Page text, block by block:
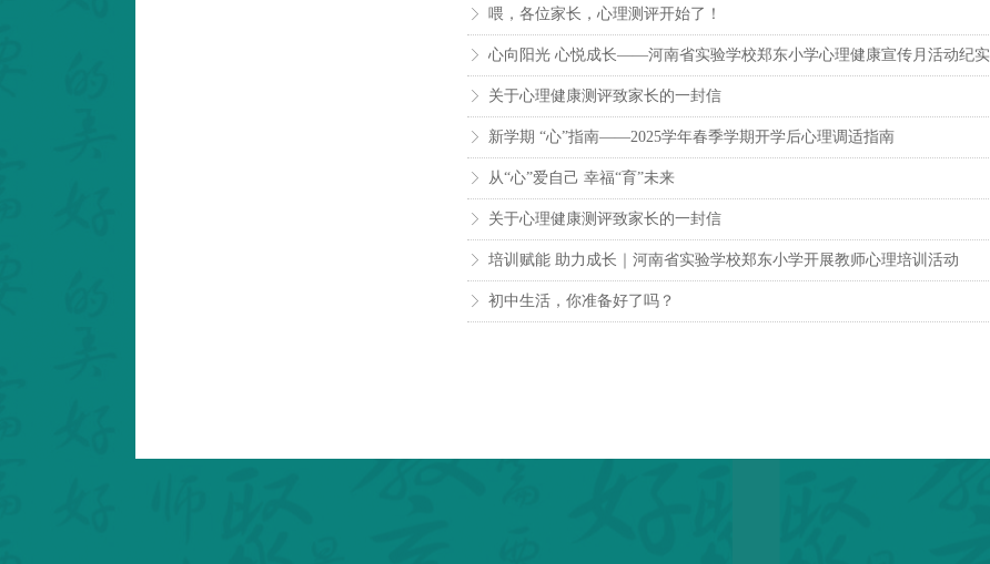
ꁕ 喂，各位家长，心理测评开始了！
ꁕ 心向阳光 心悦成长——河南省实验学校郑东小学心理健康宣传月活动纪实
ꁕ 关于心理健康测评致家长的一封信
ꁕ 新学期 “心”指南——2025学年春季学期开学后心理调适指南
ꁕ 从“心”爱自己 幸福“育”未来
ꁕ 关于心理健康测评致家长的一封信
ꁕ 培训赋能 助力成长｜河南省实验学校郑东小学开展教师心理培训活动
ꁕ 初中生活，你准备好了吗？